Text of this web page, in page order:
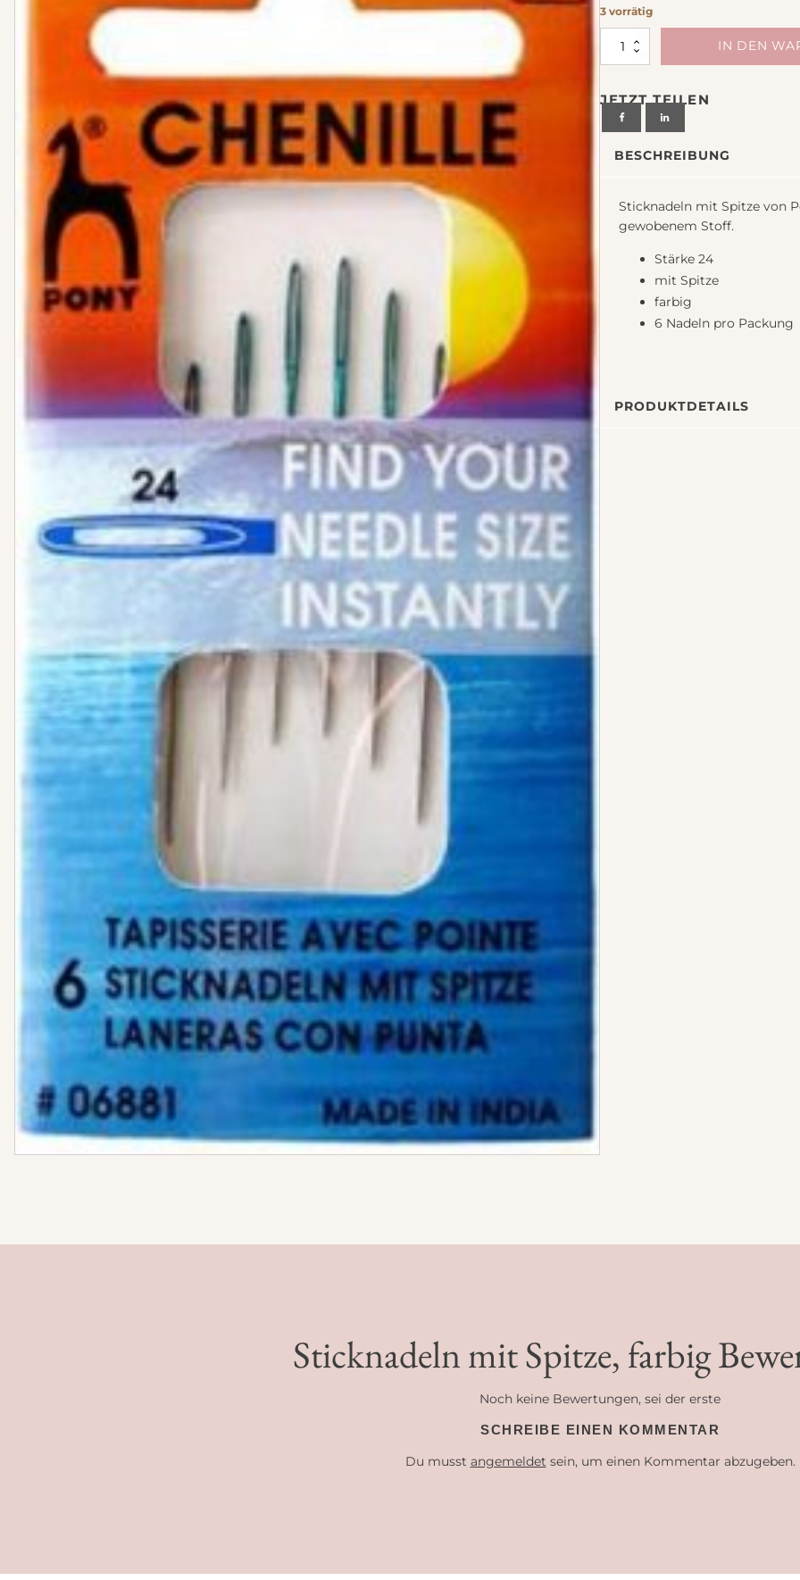
Tweed
Stoffbundle
Steppstoff
Musselin
Plüsch
Jersey
Strickstoff
Wollwalk
Sweat
Webware / Verschiedenes
Bündchen
Nähanleitung Verschiedenes
3 vorrätig
Sticknadeln
mit
farbig
Menge
IN DEN
JETZT TEILEN
BESCHREIBUNG
Sticknadeln mit Spitze von
gewobenem Stoff.
Stärke 24
mit Spitze
farbig
6 Nadeln pro Packung
PRODUKTDETAILS
Sticknadeln mit Spitze, farbig
Noch keine Bewertungen, sei der erste
SCHREIBE EINEN KOMMENTAR
Du musst angemeldet sein, um einen Kommentar abzugeben.